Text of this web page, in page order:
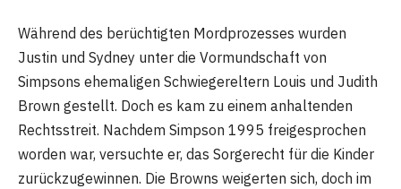
Während des berüchtigten Mordprozesses wurden
Justin und Sydney unter die Vormundschaft von
Simpsons ehemaligen Schwiegereltern Louis und Judith
Brown gestellt. Doch es kam zu einem anhaltenden
Rechtsstreit. Nachdem Simpson 1995 freigesprochen
worden war, versuchte er, das Sorgerecht für die Kinder
zurückzugewinnen. Die Browns weigerten sich, doch im